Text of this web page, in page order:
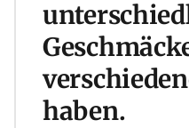
haben.